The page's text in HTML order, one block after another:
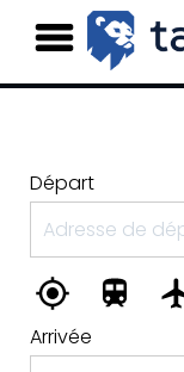
Départ
Arrivée